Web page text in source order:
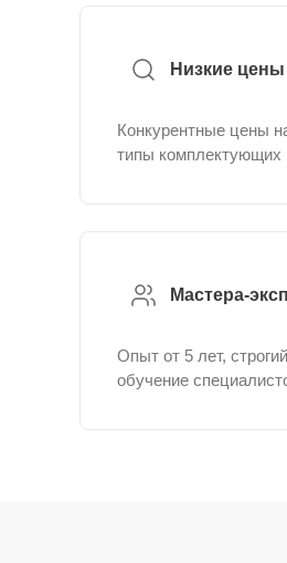
Низкие цены
Конкурентные цены
типы комплектующих
Мастера-
Опыт от 5 лет,
обучение